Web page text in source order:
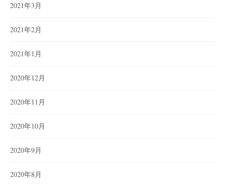
2021年3月
2021年2月
2021年1月
2020年12月
2020年11月
2020年10月
2020年9月
2020年8月